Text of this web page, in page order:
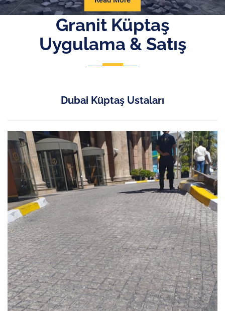
More
Granit Küptaş
Uygulama & Satış
Dubai Küptaş Ustaları